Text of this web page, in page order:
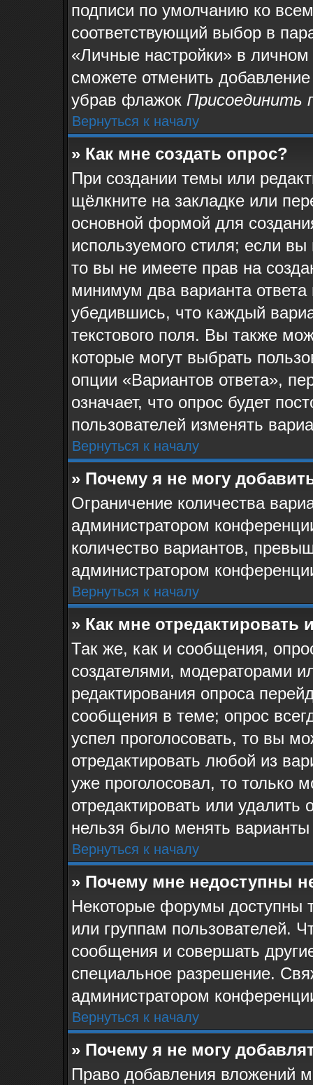
подписи по умолчанию ко
соответствующий выбор в
«Личные настройки» в
сможете отменить
убрав флажок Присоединить
Вернуться к началу
» Как мне создать опрос?
При создании темы или
щёлкните на закладке или
основной формой для
используемого стиля; если
то вы не имеете прав на
минимум два варианта
убедившись, что каждый
текстового поля. Вы также
которые могут выбрать
опции «Вариантов ответа»,
означает, что опрос будет
пользователей изменять
Вернуться к началу
» Почему я не могу
Ограничение количества
администратором
количество вариантов,
администратором
Вернуться к началу
» Как мне отредактировать
Так же, как и сообщения,
создателями, модераторами
редактирования опроса
сообщения в теме; опрос
успел проголосовать, то вы
отредактировать любой из
уже проголосовал, то только
отредактировать или
нельзя было менять
Вернуться к началу
» Почему мне недоступны
Некоторые форумы доступны
или группам пользователей.
сообщения и совершать
специальное разрешение.
администратором
Вернуться к началу
» Почему я не могу
Право добавления вложений